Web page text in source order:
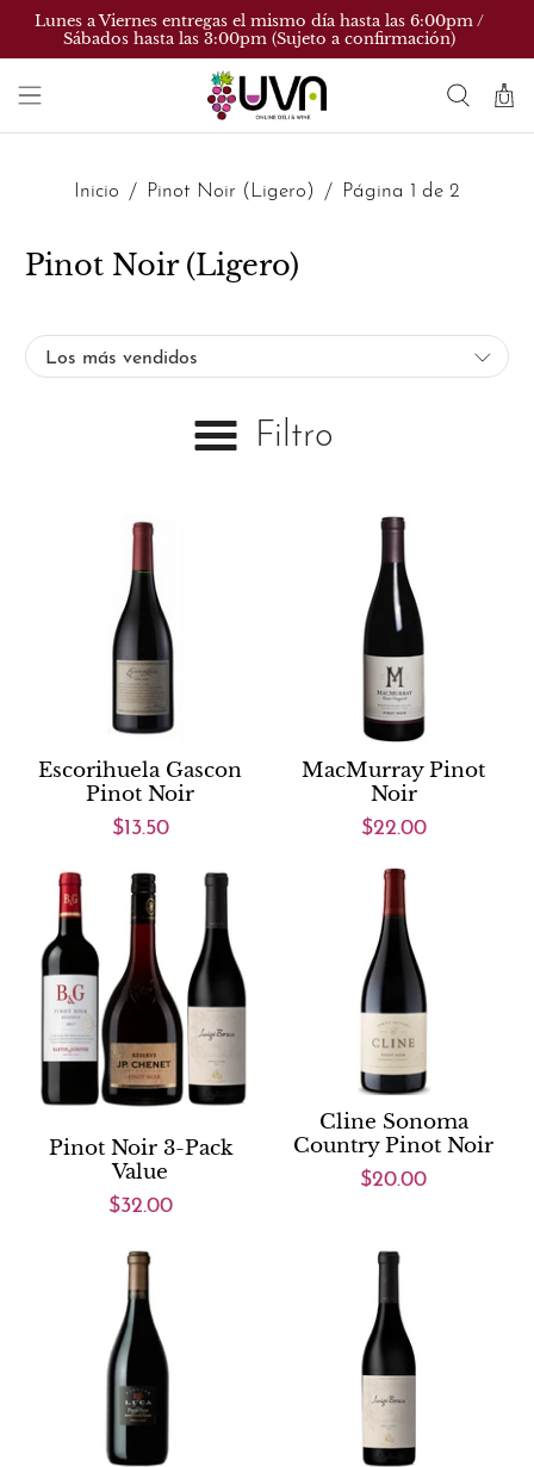
Lunes a Viernes entregas el mismo día hasta las 6:00pm /
Sábados hasta las 3:00pm (Sujeto a confirmación)
Inicio Pinot Noir (Ligero) Página 1 de 2
Pinot Noir (Ligero)
Filtro
Escorihuela Gascon
Pinot Noir
$13.50
MacMurray Pinot
Noir
$22.00
Pinot Noir 3-Pack
Value
$32.00
Cline Sonoma
Country Pinot Noir
$20.00